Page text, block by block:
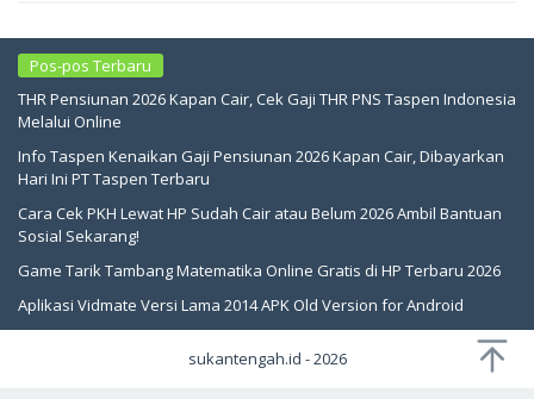
Pos-pos Terbaru
THR Pensiunan 2026 Kapan Cair, Cek Gaji THR PNS Taspen Indonesia
Melalui Online
Info Taspen Kenaikan Gaji Pensiunan 2026 Kapan Cair, Dibayarkan
Hari Ini PT Taspen Terbaru
Cara Cek PKH Lewat HP Sudah Cair atau Belum 2026 Ambil Bantuan
Sosial Sekarang!
Game Tarik Tambang Matematika Online Gratis di HP Terbaru 2026
Aplikasi Vidmate Versi Lama 2014 APK Old Version for Android
sukantengah.id - 2026